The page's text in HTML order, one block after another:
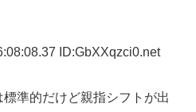
ID:GbXXqzci0.net
準的だけど親指シフトが出